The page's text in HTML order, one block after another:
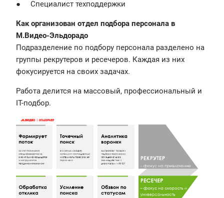
● Специалист техподдержки
Как организован отдел подбора персонала в
М.Видео-Эльдорадо
Подразделение по подбору персонала разделено на
группы рекрутеров и ресечеров. Каждая из них
фокусируется на своих задачах.
Работа делится на массовый, профессиональный и
IT-подбор.